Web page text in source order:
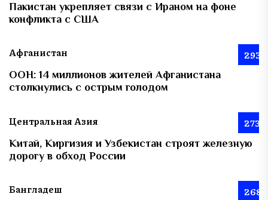
Пакистан укрепляет связи с Ираном на фоне
конфликта с США
Афганистан 293
ООН: 14 миллионов жителей Афганистана
столкнулись с острым голодом
Центральная Азия 273
Китай, Киргизия и Узбекистан строят железную
дорогу в обход России
Бангладеш 268